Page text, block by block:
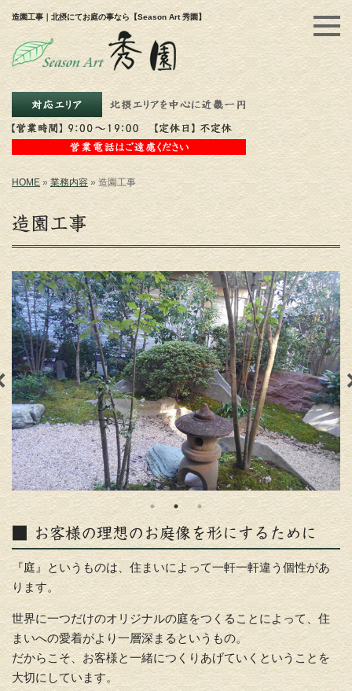
造園工事｜北摂にてお庭の事なら【Season Art 秀園】
HOME »業務内容 » 造園工事
造園工事
■ お客様の理想のお庭像を形にするために
『庭』というものは、住まいによって一軒一軒違う個性があ
ります。
世界に一つだけのオリジナルの庭をつくることによって、住
まいへの愛着がより一層深まるというもの。
だからこそ、お客様と一緒につくりあげていくということを
大切にしています。